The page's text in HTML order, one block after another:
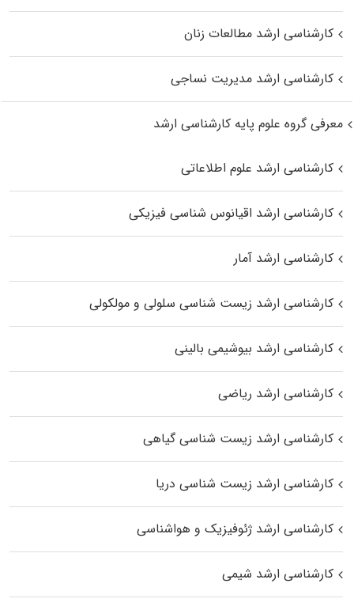
کارشناسی ارشد مطالعات زنان
کارشناسی ارشد مدیریت نساجی
معرفی گروه علوم پایه کارشناسی ارشد
کارشناسی ارشد علوم اطلاعاتی
کارشناسی ارشد اقیانوس‌ شناسی فیزیکی
کارشناسی ارشد آمار
کارشناسی ارشد زیست شناسی سلولی و مولکولی
کارشناسی ارشد بیوشیمی بالینی
کارشناسی ارشد ریاضی
کارشناسی ارشد زیست‌ شناسی گیاهی
کارشناسی ارشد زیست‌ شناسی دریا
کارشناسی ارشد ژئوفیزیک و هواشناسی
کارشناسی ارشد شیمی